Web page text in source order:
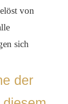
von
sich
der